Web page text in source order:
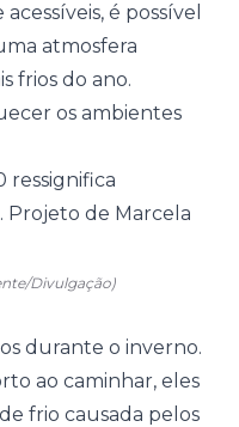
é possível
atmosfera
frios do ano.
os ambientes
Divulgação)
durante o inverno.
ao caminhar, eles
frio causada pelos